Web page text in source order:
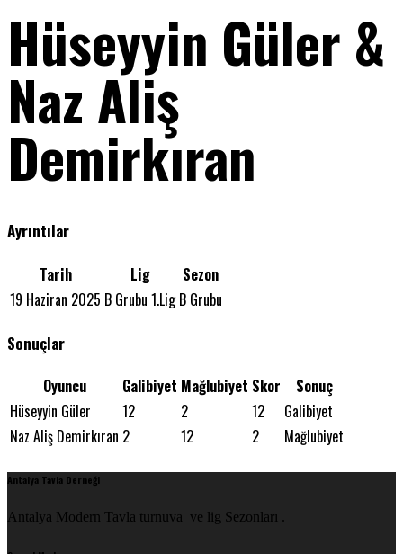
Hüseyyin Güler &
Naz Aliş
Demirkıran
Ayrıntılar
Tarih Lig
Sezon
19 Haziran 2025 B Grubu 1.Lig B Grubu
Sonuçlar
Oyuncu Galibiyet Mağlubiyet Skor
Sonuç
Hüseyyin Güler
12 2 12
Galibiyet
Naz Aliş Demirkıran 2 12 2 Mağlubiyet
Antalya Tavla Derneği
Antalya Modern Tavla turnuva ve lig Sezonları .